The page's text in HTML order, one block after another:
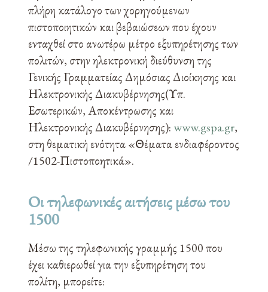
πλήρη κατάλογο των χορηγούμενων
πιστοποιητικών και βεβαιώσεων που έχουν
ενταχθεί στο ανωτέρω μέτρο εξυπηρέτησης των
πολιτών, στην ηλεκτρονική διεύθυνση της
Γενικής Γραμματείας Δημόσιας Διοίκησης και
Ηλεκτρονικής Διακυβέρνησης(Υπ.
Εσωτερικών, Αποκέντρωσης και
Ηλεκτρονικής Διακυβέρνησης): www.gspa.gr,
στη θεματική ενότητα «Θέματα ενδιαφέροντος
/1502-Πιστοποητικά».
Οι τηλεφωνικές αιτήσεις μέσω του
1500
Μέσω της τηλεφωνικής γραμμής 1500 που
έχει καθιερωθεί για την εξυπηρέτηση του
πολίτη, μπορείτε: